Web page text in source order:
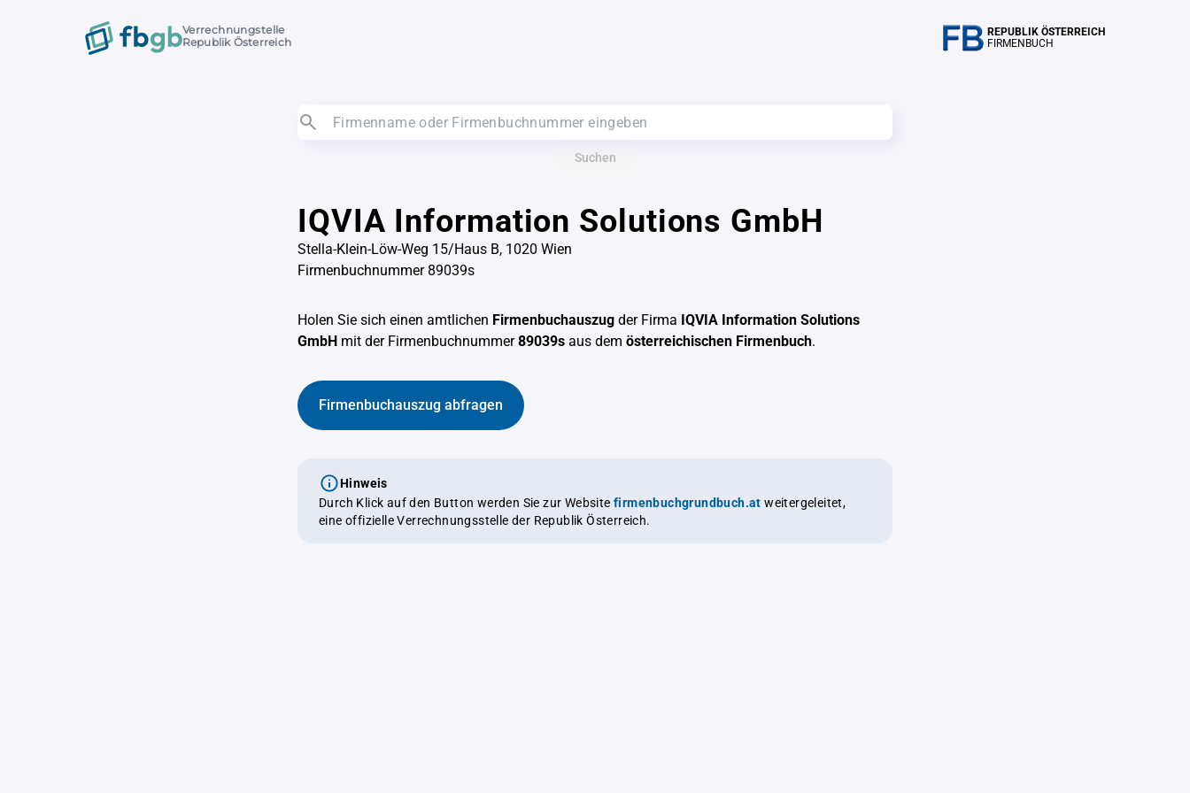
Verrechnungstelle
Republik Österreich
REPUBLIK ÖSTERREICH
FIRMENBUCH
Suchen
IQVIA Information Solutions GmbH
Stella-Klein-Löw-Weg 15/Haus B, 1020 Wien
Firmenbuchnummer 89039s
Holen Sie sich einen amtlichen Firmenbuchauszug der Firma IQVIA Information Solutions
GmbH mit der Firmenbuchnummer89039s aus dem österreichischen Firmenbuch.
Firmenbuchauszug abfragen
Hinweis
Durch Klick auf den Button werden Sie zur Website firmenbuchgrundbuch.at weitergeleitet,
eine offizielle Verrechnungsstelle der Republik Österreich.